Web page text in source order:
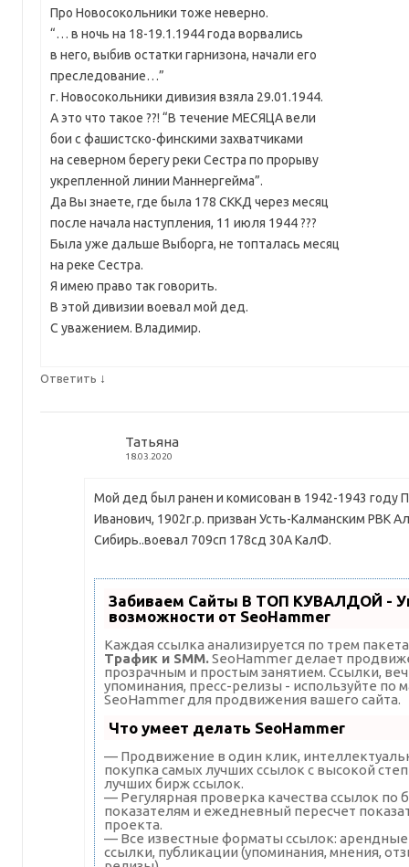
Про Новосокольники тоже неверно.
“… в ночь на 18-19.1.1944 года ворвались
в него, выбив остатки гарнизона, начали его
преследование…”
г. Новосокольники дивизия взяла 29.01.1944.
А это что такое ??! “В течение МЕСЯЦА вели
бои с фашистско-финскими захватчиками
на северном берегу реки Сестра по прорыву
укрепленной линии Маннергейма”.
Да Вы знаете, где была 178 СККД через месяц
после начала наступления, 11 июля 1944 ???
Была уже дальше Выборга, не топталась месяц
на реке Сестра.
Я имею право так говорить.
В этой дивизии воевал мой дед.
С уважением. Владимир.
Ответить ↓
Татьяна
18.03.2020
Мой дед был ранен и комисован в 1942-1943 году
Иванович, 1902г.р. призван Усть-Калманским РВК
Сибирь..воевал 709сп 178сд 30А КалФ.
Забиваем Сайты В ТОП КУВАЛДОЙ -
возможности от SeoHammer
Каждая ссылка анализируется по трем
Трафик и SMM.SeoHammer делает
прозрачным и простым занятием. Ссылки,
упоминания, пресс-релизы - используйте по
SeoHammer для продвижения вашего сайта.
Что умеет делать SeoHammer
— Продвижение в один клик,
покупка самых лучших ссылок с высокой
лучших бирж ссылок.
— Регулярная проверка качества ссылок по
показателям и ежедневный пересчет
проекта.
— Все известные форматы ссылок:
ссылки, публикации (упоминания, мнения,